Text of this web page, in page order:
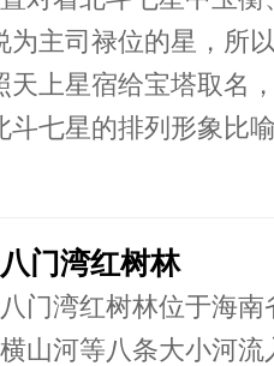
为主司禄位的星，所
天上星宿给宝塔取名
斗七星的排列形象比
八门湾红树林
八门湾红树林位于海
横山河等八条大小河